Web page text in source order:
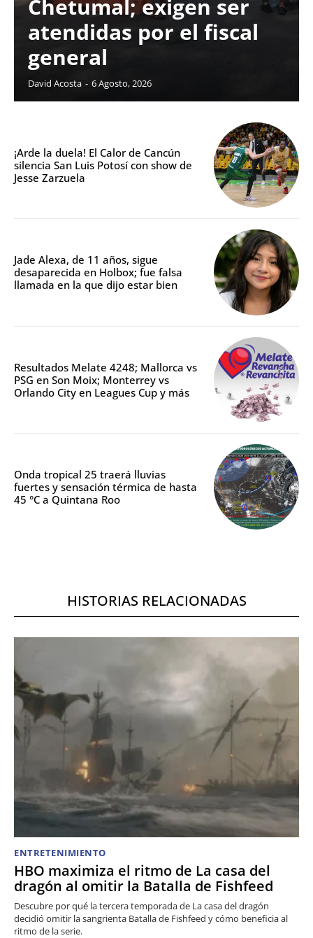
Chetumal; exigen ser
atendidas por el fiscal
general
David Acosta - 6 Agosto, 2026
¡Arde la duela! El Calor de Cancún
silencia San Luis Potosí con show de
Jesse Zarzuela
Jade Alexa, de 11 años, sigue
desaparecida en Holbox; fue falsa
llamada en la que dijo estar bien
Resultados Melate 4248; Mallorca vs
PSG en Son Moix; Monterrey vs
Orlando City en Leagues Cup y más
Onda tropical 25 traerá lluvias
fuertes y sensación térmica de hasta
45 °C a Quintana Roo
HISTORIAS RELACIONADAS
ENTRETENIMIENTO
HBO maximiza el ritmo de La casa del
dragón al omitir la Batalla de Fishfeed
Descubre por qué la tercera temporada de La casa del dragón
decidió omitir la sangrienta Batalla de Fishfeed y cómo beneficia al
ritmo de la serie.